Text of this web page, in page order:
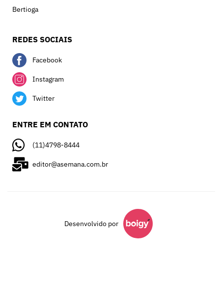
Bertioga
REDES SOCIAIS
Facebook
Instagram
Twitter
ENTRE EM CONTATO
(11)4798-8444
editor@asemana.com.br
Desenvolvido por